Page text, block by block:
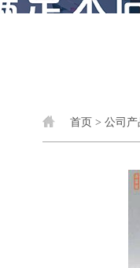
首页 > 公司产